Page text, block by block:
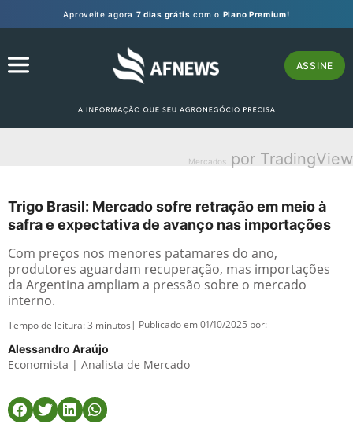
Aproveite agora 7 dias grátis com o Plano Premium!
ASSINE
Mercados por TradingView
Trigo Brasil: Mercado sofre retração em meio à
safra e expectativa de avanço nas importações
Com preços nos menores patamares do ano,
produtores aguardam recuperação, mas importações
da Argentina ampliam a pressão sobre o mercado
interno.
Tempo de leitura:3 minutos | Publicado em 01/10/2025 por:
Alessandro Araújo
Economista | Analista de Mercado